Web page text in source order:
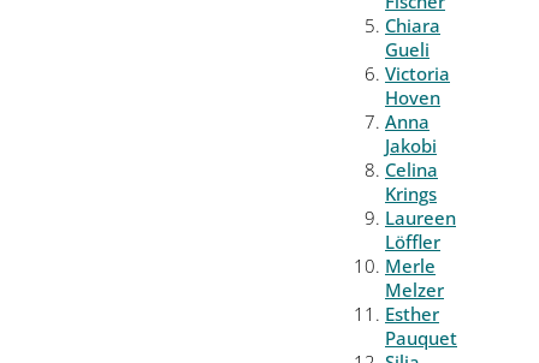
Chiara
Gueli
Victoria
Hoven
Anna
Jakobi
Celina
Krings
Laureen
Löffler
Merle
Melzer
Esther
Pauquet